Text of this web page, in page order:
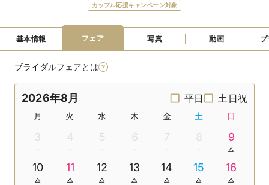
カップル応援キャンペーン対象
基本情報 フェア 写真 動画
ブライダルフェアとは
2026年8月 平日 土日祝
月 火 水 木 金 土 日
3 4 5 6 7 8 9
10 11 12 13 14 15 16